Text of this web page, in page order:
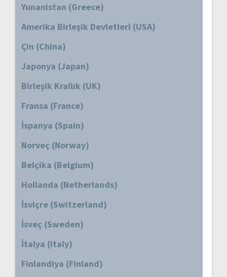
Yunanistan (Greece)
Amerika Birleşik Devletleri (USA)
Çin (China)
Japonya (Japan)
Birleşik Krallık (UK)
Fransa (France)
İspanya (Spain)
Norveç (Norway)
Belçika (Belgium)
Hollanda (Netherlands)
İsviçre (Switzerland)
İsveç (Sweden)
İtalya (Italy)
Finlandiya (Finland)